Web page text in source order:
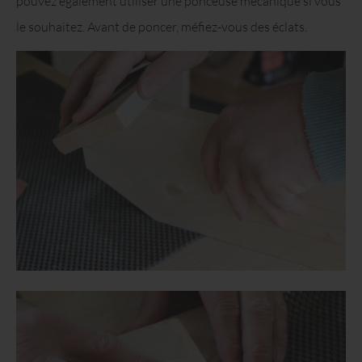
le souhaitez. Avant de poncer, méfiez-vous des éclats.